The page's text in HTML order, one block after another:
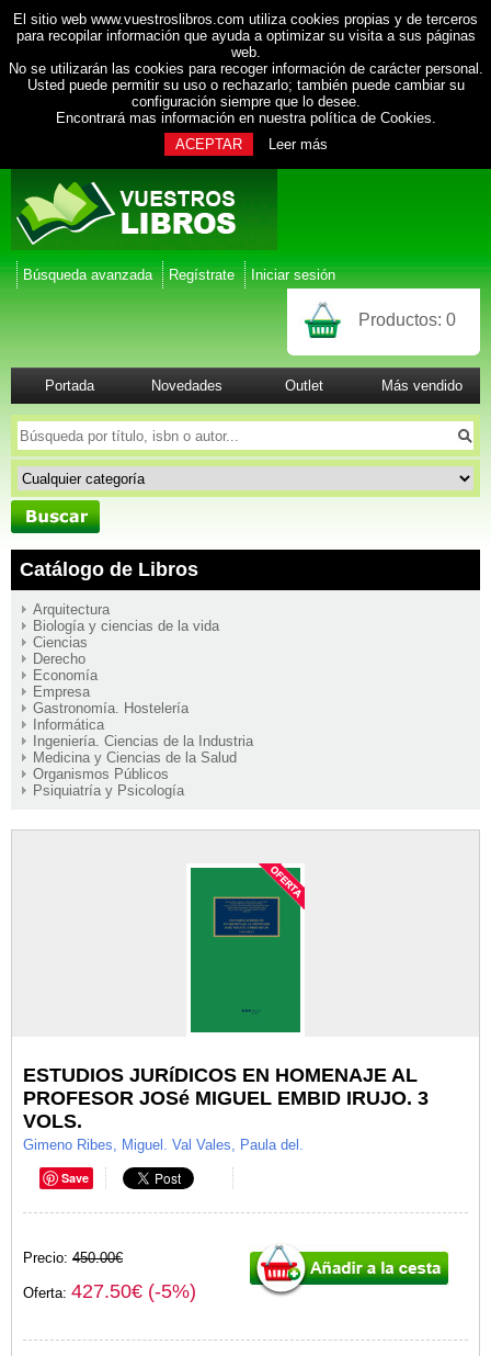
El sitio web www.vuestroslibros.com utiliza cookies propias y de terceros
para recopilar información que ayuda a optimizar su visita a sus páginas
web.
No se utilizarán las cookies para recoger información de carácter personal.
Usted puede permitir su uso o rechazarlo; también puede cambiar su
configuración siempre que lo desee.
Encontrará mas información en nuestra política de Cookies.
ACEPTAR
Leer más
Búsqueda avanzada Regístrate Iniciar sesión
Productos: 0
Portada Novedades Outlet Más vendido
Catálogo de Libros
Arquitectura
Biología y ciencias de la vida
Ciencias
Derecho
Economía
Empresa
Gastronomía. Hostelería
Informática
Ingeniería. Ciencias de la Industria
Medicina y Ciencias de la Salud
Organismos Públicos
Psiquiatría y Psicología
ESTUDIOS JURíDICOS EN HOMENAJE AL
PROFESOR JOSé MIGUEL EMBID IRUJO. 3
VOLS.
Gimeno Ribes, Miguel. Val Vales, Paula del.
Save
Precio: 450.00€
Oferta: 427.50€ (-5%)